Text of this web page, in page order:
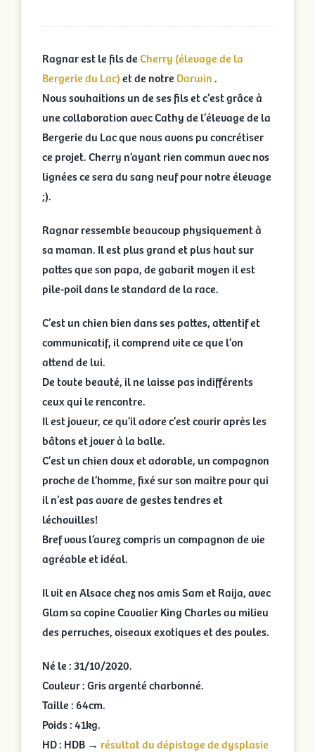
Ragnar est le fils deCherry (élevage de la
Bergerie du Lac)et de notre Darwin.
Nous souhaitions un de ses fils et c’est grâce à
une collaboration avec Cathy de l’élevage de la
Bergerie du Lac que nous avons pu concrétiser
ce projet. Cherry n’ayant rien commun avec nos
lignées ce sera du sang neuf pour notre élevage
;).
Ragnar ressemble beaucoup physiquement à
sa maman. Il est plus grand et plus haut sur
pattes que son papa, de gabarit moyen il est
pile-poil dans le standard de la race.
C’est un chien bien dans ses pattes, attentif et
communicatif, il comprend vite ce que l’on
attend de lui.
De toute beauté, il ne laisse pas indifférents
ceux qui le rencontre.
Il est joueur, ce qu’il adore c’est courir après les
bâtons et jouer à la balle.
C’est un chien doux et adorable, un compagnon
proche de l’homme, fixé sur son maitre pour qui
il n’est pas avare de gestes tendres et
léchouilles!
Bref vous l’aurez compris un compagnon de vie
agréable et idéal.
Il vit en Alsace chez nos amis Sam et Raija, avec
Glam sa copine Cavalier King Charles au milieu
des perruches, oiseaux exotiques et des poules.
Né le : 31/10/2020.
Couleur : Gris argenté charbonné.
Taille : 64cm.
Poids : 41kg.
HD : HDB → résultat du dépistage de dysplasie